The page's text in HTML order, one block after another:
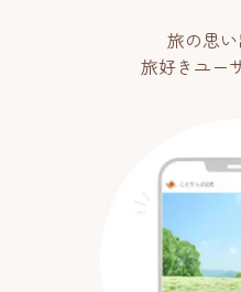
旅の思い
旅好きユー